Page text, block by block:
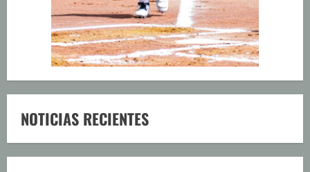
NOTICIAS RECIENTES